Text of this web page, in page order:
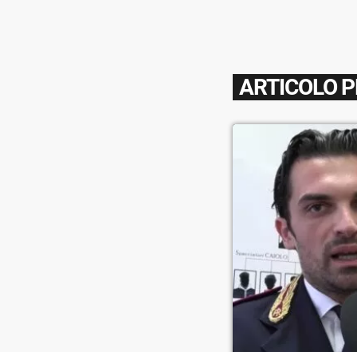
ARTICOLO